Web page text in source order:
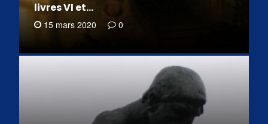
livres VI et…
15 mars 2020 0